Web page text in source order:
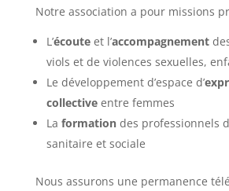
Notre association a pour missions
L’écouteet l’accompagnement
viols et de violences sexuelles,
Le développement d’espace d’
collectiveentre femmes
La formation des professionnels
sanitaire et sociale
Nous assurons une permanence